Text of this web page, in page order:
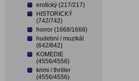
erotický (217/217)
HISTORICKÝ
(742/742)
horror (1668/1668)
hudební / muzikál
(642/642)
KOMEDIE
(4556/4556)
krimi / thriller
(4556/4556)